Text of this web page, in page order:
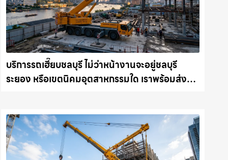
บริการรถเฮี๊ยบชลบุรี ไม่ว่าหน้างานจะอยู่ชลบุรี
ระยอง หรือเขตนิคมอุตสาหกรรมใด เราพร้อมส่งรถ